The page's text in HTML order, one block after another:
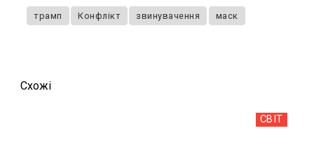
трамп Конфлікт звинувачення маск
Схожi
СВІТ